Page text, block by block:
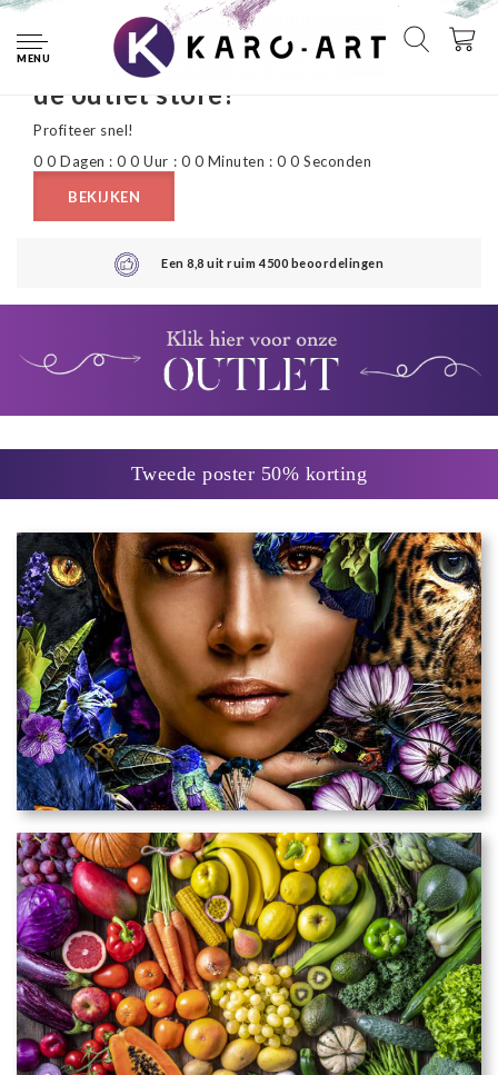
MENU
Deze week maar liefst 50%
korting op al onze producten in
de outlet store!
Profiteer snel!
0 0 Dagen :0 0 Uur : 0 0 Minuten : 0 0 Seconden
BEKIJKEN
Een 8,8 uit ruim 4500 beoordelingen
Tweede poster 50% korting